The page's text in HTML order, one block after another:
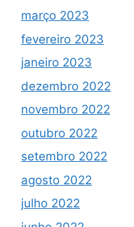
março 2023
fevereiro 2023
janeiro 2023
dezembro 2022
novembro 2022
outubro 2022
setembro 2022
agosto 2022
julho 2022